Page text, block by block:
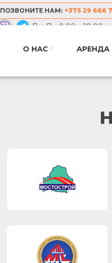
ПОЗВОНИТЕ НАМ: +375 29 666
Пн–Пт: 9:00 – 18:00
О НАС АРЕНДА